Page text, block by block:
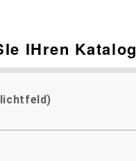
IHren Katalog